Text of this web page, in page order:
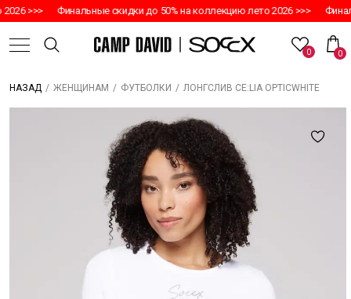
>>> Финальные скидки до 50% на коллекцию лето 2026 >>>
0 0
НАЗАД / ЖЕНЩИНАМ / ФУТБОЛКИ / ЛОНГСЛИВ CE:LIA OPTICWHITE